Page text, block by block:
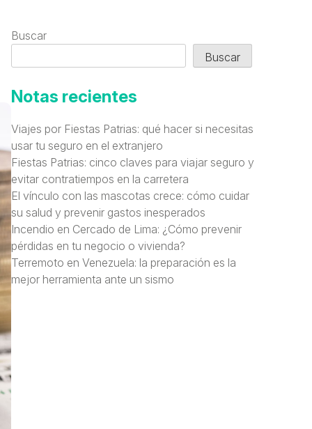
Buscar
Buscar
Notas recientes
Viajes por Fiestas Patrias: qué hacer si necesitas
usar tu seguro en el extranjero
Fiestas Patrias: cinco claves para viajar seguro y
evitar contratiempos en la carretera
El vínculo con las mascotas crece: cómo cuidar
su salud y prevenir gastos inesperados
Incendio en Cercado de Lima: ¿Cómo prevenir
pérdidas en tu negocio o vivienda?
Terremoto en Venezuela: la preparación es la
mejor herramienta ante un sismo